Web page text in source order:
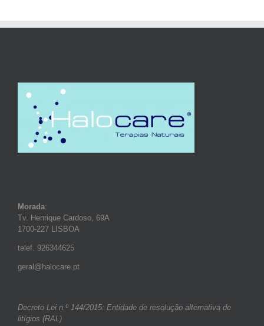
Morada:
Tv. Henrique Cardoso, 69A
1700-227 LISBOA
telef. 926344625
geral@halocare.pt
Decreto Lei n.º 144/2015: Entidade de resolução alternativa de
litígios (RAL)